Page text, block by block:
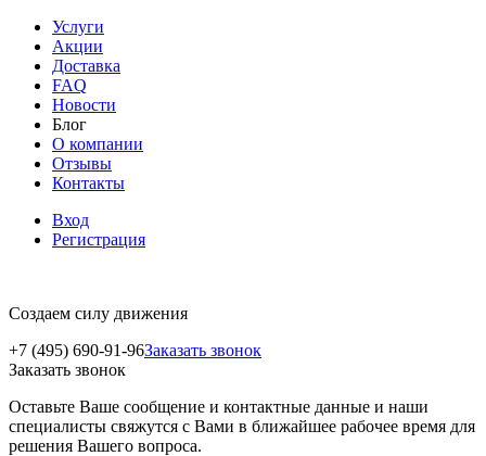
Услуги
Акции
Доставка
FAQ
Новости
Блог
О компании
Отзывы
Контакты
Вход
Регистрация
Создаем силу движения
+7 (495) 690-91-96Заказать звонок
Заказать звонок
Оставьте Ваше сообщение и контактные данные и наши
специалисты свяжутся с Вами в ближайшее рабочее время для
решения Вашего вопроса.